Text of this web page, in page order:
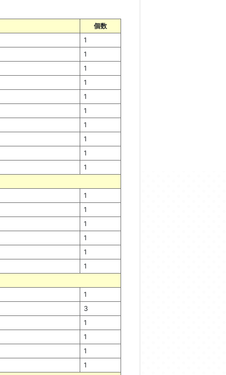
個数
1
1
1
1
1
1
1
1
1
1
1
1
1
1
1
1
1
3
1
1
1
1